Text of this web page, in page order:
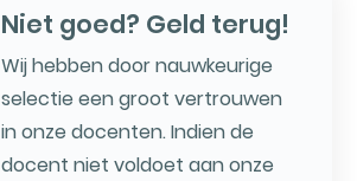
Niet goed? Geld terug!
Wij hebben door nauwkeurige
selectie een groot vertrouwen
in onze docenten. Indien de
docent niet voldoet aan onze